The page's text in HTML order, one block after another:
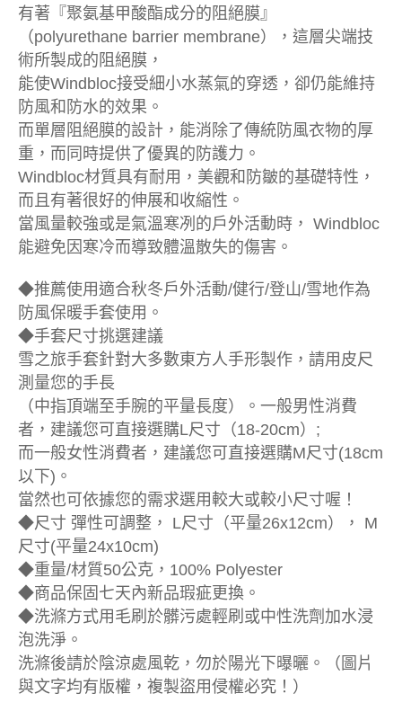
有著『聚氨基甲酸酯成分的阻絕膜』
（polyurethane barrier membrane），這層尖端技
術所製成的阻絕膜，
能使Windbloc接受細小水蒸氣的穿透，卻仍能維持
防風和防水的效果。
而單層阻絕膜的設計，能消除了傳統防風衣物的厚
重，而同時提供了優異的防護力。
Windbloc材質具有耐用，美觀和防皺的基礎特性，
而且有著很好的伸展和收縮性。
當風量較強或是氣溫寒冽的戶外活動時， Windbloc
能避免因寒冷而導致體溫散失的傷害。
◆推薦使用適合秋冬戶外活動/健行/登山/雪地作為
防風保暖手套使用。
◆手套尺寸挑選建議
雪之旅手套針對大多數東方人手形製作，請用皮尺
測量您的手長
（中指頂端至手腕的平量長度）。一般男性消費
者，建議您可直接選購L尺寸（18-20cm）;
而一般女性消費者，建議您可直接選購M尺寸(18cm
以下)。
當然也可依據您的需求選用較大或較小尺寸喔！
◆尺寸 彈性可調整， L尺寸（平量26x12cm）， M
尺寸(平量24x10cm)
◆重量/材質50公克，100% Polyester
◆商品保固七天內新品瑕疵更換。
◆洗滌方式用毛刷於髒污處輕刷或中性洗劑加水浸
泡洗淨。
洗滌後請於陰涼處風乾，勿於陽光下曝曬。（圖片
與文字均有版權，複製盜用侵權必究！）